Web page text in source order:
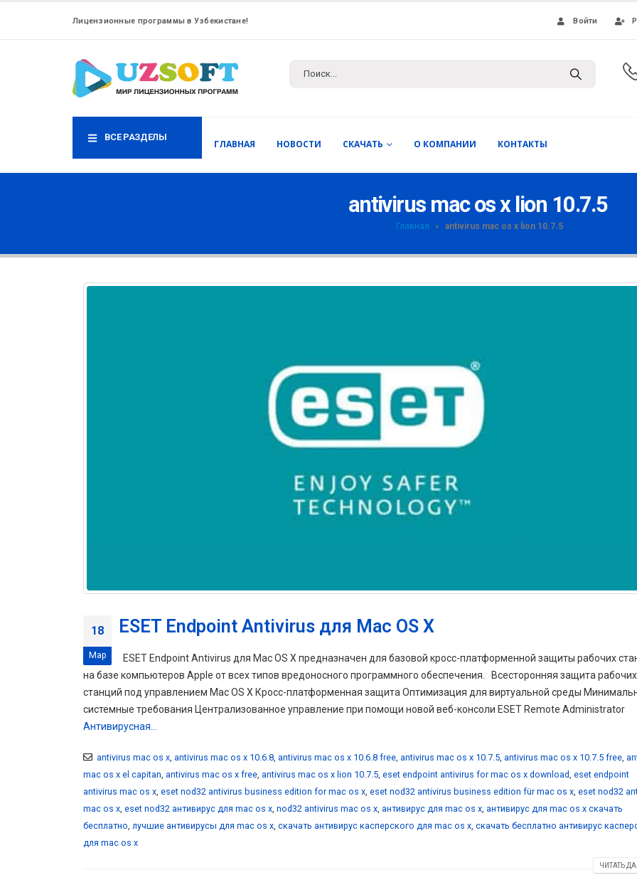
Лицензионные программы в Узбекистане! Войти
ВСЕ РАЗДЕЛЫ
ГЛАВНАЯ НОВОСТИ СКАЧАТЬ О КОМПАНИИ КОНТАКТЫ
antivirus mac os x lion 10.7.5
Главная » antivirus mac os x lion 10.7.5
18
Мар
ESET Endpoint Antivirus для Mac OS X
ESET Endpoint Antivirus для Mac OS X предназначен для базовой кросс-платформенной защиты рабочих
на базе компьютеров Apple от всех типов вредоносного программного обеспечения. Всесторонняя защита рабочих
станций под управлением Mac OS X Кросс-платформенная защита Оптимизация для виртуальной среды
системные требования Централизованное управление при помощи новой веб-консоли ESET Remote Administrator
Антивирусная...
antivirus mac os x, antivirus mac os x 10.6.8, antivirus mac os x 10.6.8 free, antivirus mac os x 10.7.5, antivirus mac os x 10.7.5 free,
mac os x el capitan antivirus mac os x free antivirus mac os x lion 10.7.5 eset endpoint antivirus for mac os x download eset endpoint
antivirus mac os x eset nod32 antivirus business edition for mac os x eset nod32 antivirus business edition für mac os x eset nod32
mac os x eset nod32 антивирус для mac os x nod32 antivirus mac os x антивирус для mac os x антивирус для mac os x скачать
бесплатно лучшие антивирусы для mac os x скачать антивирус касперского для mac os x скачать бесплатно антивирус
для mac os x
ЧИТАТЬ